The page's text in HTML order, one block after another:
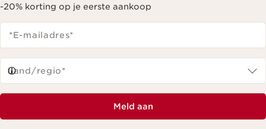
-20% korting op je eerste aankoop
*E-mailadres*
Land/regio*
Meld aan